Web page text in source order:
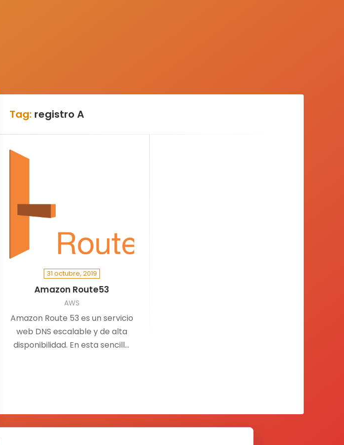
Tag: registro A
31 octubre, 2019
Amazon Route53
AWS
Amazon Route 53 es un servicio
web DNS escalable y de alta
disponibilidad. En esta sencilla